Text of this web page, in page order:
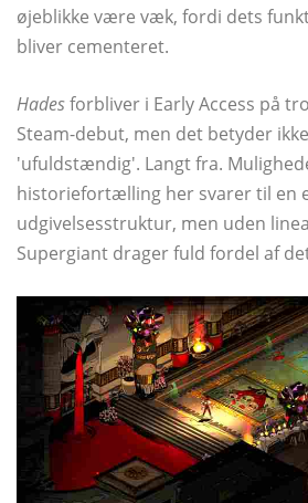
øjeblikke være væk, fordi dets
bliver cementeret.
Hadesforbliver i Early Access på
Steam-debut, men det betyder
'ufuldstændig'. Langt fra.
historiefortælling her svarer til en
udgivelsesstruktur, men uden
Supergiant drager fuld fordel af